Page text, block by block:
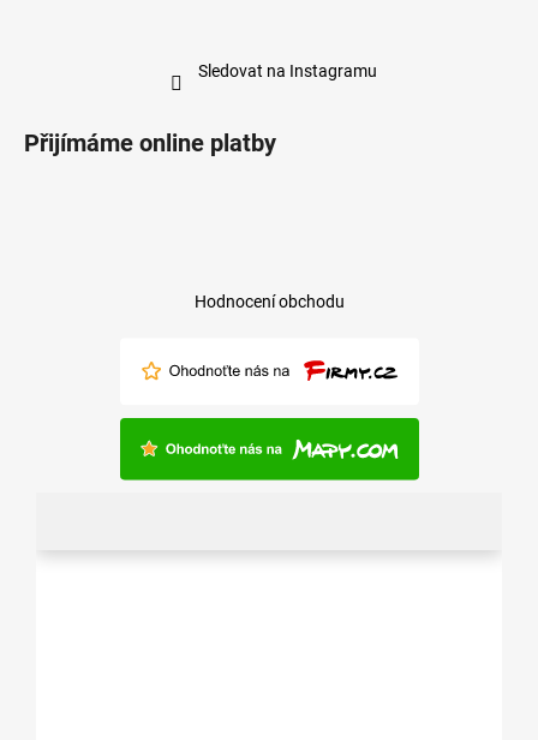
Sledovat na Instagramu
Přijímáme online platby
Hodnocení obchodu